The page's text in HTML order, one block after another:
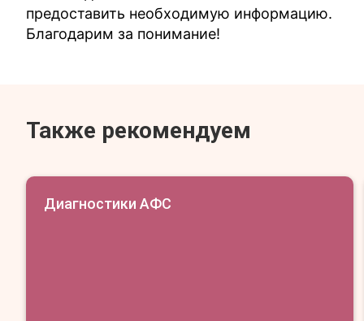
предоставить необходимую информацию.
Благодарим за понимание!
Также рекомендуем
Диагностики АФС